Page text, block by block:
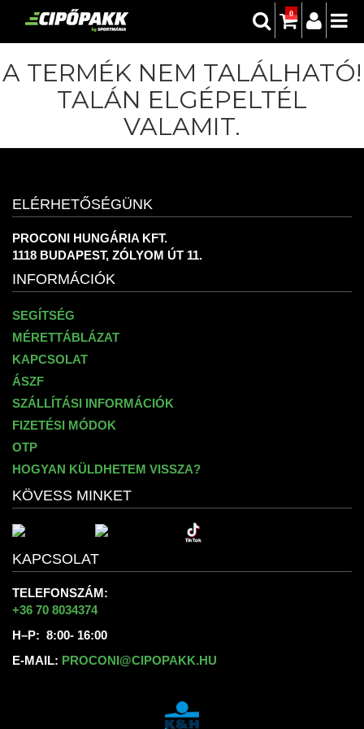
0
A TERMÉK NEM TALÁLHATÓ!
TALÁN ELGÉPELTÉL
VALAMIT.
ELÉRHETŐSÉGÜNK
PROCONI HUNGÁRIA KFT.
1118 BUDAPEST, ZÓLYOM ÚT 11.
INFORMÁCIÓK
SEGÍTSÉG
MÉRETTÁBLÁZAT
KAPCSOLAT
ÁSZF
SZÁLLÍTÁSI INFORMÁCIÓK
FIZETÉSI MÓDOK
OTP
HOGYAN KÜLDHETEM VISSZA?
KÖVESS MINKET
KAPCSOLAT
TELEFONSZÁM:
+36 70 8034374
H–P: 8:00- 16:00
E-MAIL: PROCONI@CIPOPAKK.HU